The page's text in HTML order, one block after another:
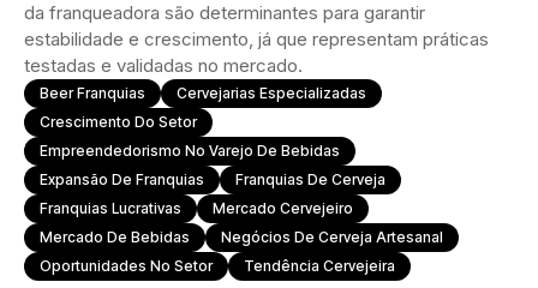
da franqueadora são determinantes para garantir
estabilidade e crescimento, já que representam práticas
testadas e validadas no mercado.
Beer Franquias
Cervejarias Especializadas
Crescimento Do Setor
Empreendedorismo No Varejo De Bebidas
Expansão De Franquias
Franquias De Cerveja
Franquias Lucrativas
Mercado Cervejeiro
Mercado De Bebidas
Negócios De Cerveja Artesanal
Oportunidades No Setor
Tendência Cervejeira